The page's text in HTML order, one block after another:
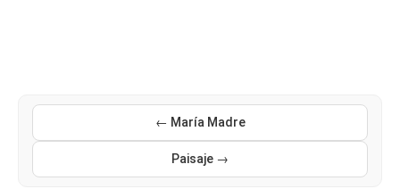
← María Madre
Paisaje →